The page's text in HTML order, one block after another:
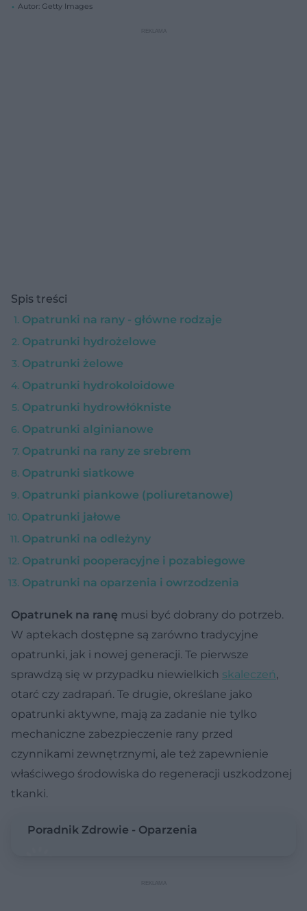
Autor: Getty Images
Spis treści
Opatrunki na rany - główne rodzaje
Opatrunki hydrożelowe
Opatrunki żelowe
Opatrunki hydrokoloidowe
Opatrunki hydrowłókniste
Opatrunki alginianowe
Opatrunki na rany ze srebrem
Opatrunki siatkowe
Opatrunki piankowe (poliuretanowe)
Opatrunki jałowe
Opatrunki na odleżyny
Opatrunki pooperacyjne i pozabiegowe
Opatrunki na oparzenia i owrzodzenia
Opatrunek na ranę musi być dobrany do potrzeb.
W aptekach dostępne są zarówno tradycyjne
opatrunki, jak i nowej generacji. Te pierwsze
sprawdzą się w przypadku niewielkich skaleczeń,
otarć czy zadrapań. Te drugie, określane jako
opatrunki aktywne, mają za zadanie nie tylko
mechaniczne zabezpieczenie rany przed
czynnikami zewnętrznymi, ale też zapewnienie
właściwego środowiska do regeneracji uszkodzonej
tkanki.
Poradnik Zdrowie - Oparzenia